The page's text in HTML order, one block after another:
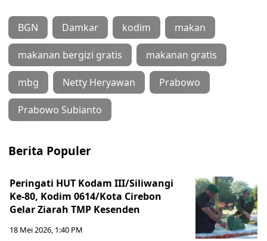
BGN Damkar kodim makan
makanan bergizi gratis makanan gratis
mbg Netty Heryawan Prabowo
Prabowo Subianto
Berita Populer
Peringati HUT Kodam III/Siliwangi
Ke-80, Kodim 0614/Kota Cirebon
Gelar Ziarah TMP Kesenden
18 Mei 2026, 1:40 PM